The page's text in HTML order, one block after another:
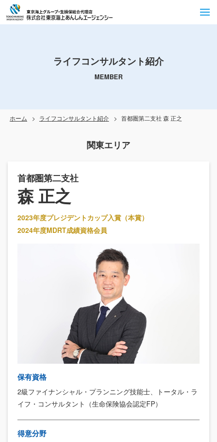
ライフコンサルタント紹介
MEMBER
ホーム ライフコンサルタント紹介 首都圏第二支社 森 正之
関東エリア
首都圏第二支社
森 正之
2023年度プレジデントカップ入賞（本賞）
2024年度MDRT成績資格会員
保有資格
2級ファイナンシャル・プランニング技能士、トータル・ラ
イフ・コンサルタント（生命保険協会認定FP）
得意分野